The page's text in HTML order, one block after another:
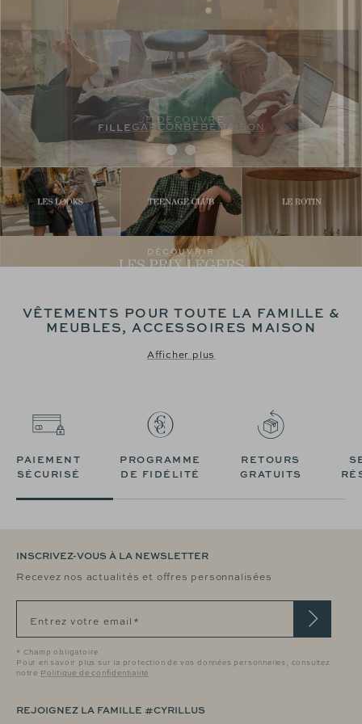
FILLEGARÇONBÉBÉMAISON
Aller
au
slide
1
Aller
au
slide
2
DÉCOUVRIR
VÊTEMENTS POUR TOUTE LA FAMILLE &
MEUBLES, ACCESSOIRES MAISON
Afficher plus
PAIEMENT
SÉCURISÉ
PROGRAMME
DE FIDÉLITÉ
RETOURS
GRATUITS
INSCRIVEZ-VOUS À LA NEWSLETTER
Recevez nos actualités et offres personnalisées
Entrez votre email*
* Champ obligatoire
Pour en savoir plus sur la protection de vos données personnelles, consultez
notre Politique de confidentialité
REJOIGNEZ LA FAMILLE #CYRILLUS